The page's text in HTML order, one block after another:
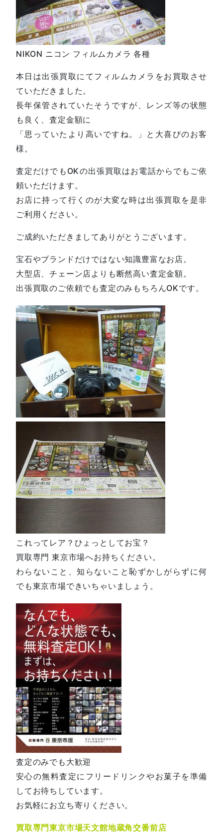
NIKON ニコン フィルムカメラ 各種
本日は出張買取にてフィルムカメラをお買取させ
ていただきました。
長年保管されていたそうですが、レンズ等の状態
も良く、査定金額に
「思っていたより高いですね。」と大喜びのお客
様。
査定だけでもOKの出張買取はお電話からでもご依
頼いただけます。
お店に持って行くのが大変な時は出張買取を是非
ご利用ください。
ご成約いただきましてありがとうございます。
宝石やブランドだけではない知識豊富なお店。
大型店、チェーン店よりも断然高い査定金額。
出張買取のご依頼でも査定のみもちろんOKです。
これってレア？ひょっとしてお宝？
買取専門 東京市場へお持ちください。
わらないこと、知らないこと恥ずかしがらずに何
でも東京市場できいちゃいましょう。
査定のみでも大歓迎
安心の無料査定にフリードリンクやお菓子を準備
してお待ちしています。
お気軽にお立ち寄りください。
買取専門東京市場天文館地蔵角交番前店